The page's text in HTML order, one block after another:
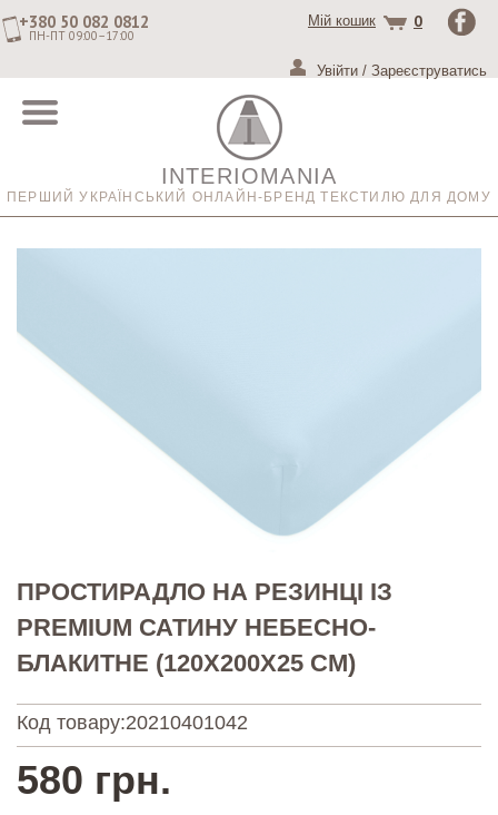
+380 50 082 0812
ПН-ПТ 09:00–17:00
Мій кошик 0
Увійти / Зареєструватись
INTERIOMANIA
ПЕРШИЙ УКРАЇНСЬКИЙ ОНЛАЙН-БРЕНД ТЕКСТИЛЮ ДЛЯ ДОМУ
ПРОСТИРАДЛО НА РЕЗИНЦІ ІЗ
PREMIUM САТИНУ НЕБЕСНО-
БЛАКИТНЕ (120Х200Х25 СМ)
Код товару:20210401042
580 грн.